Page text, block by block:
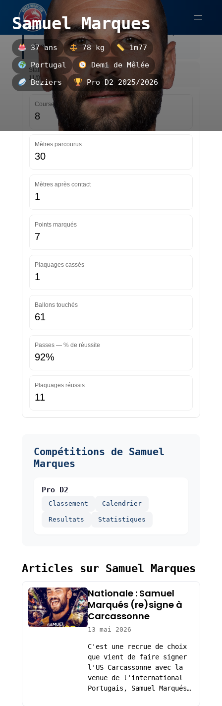
Aller
contenu
Samuel Marques
37 ans 78 kg
1m77
Portugal
Demi de Mêlée
Beziers
Pro D2 2025/2026
Samuel Marques est un demi de mêlée,
évoluant au Beziers.
Statistiques — Pro D2 2025/2026 — Mise à jour le
11/05/2026 14:30
Courses
8
Mètres parcourus
30
Mètres après contact
1
Points marqués
7
Plaquages cassés
1
Ballons touchés
61
Passes — % de réussite
92%
Plaquages réussis
11
Compétitions de Samuel
Marques
Pro D2
Classement Calendrier
Resultats Statistiques
Articles sur Samuel Marques
Nationale : Samuel
Marqués (re)signe à
Carcassonne
13 mai 2026
C'est une recrue de choix
que vient de faire signer
l'US Carcassonne avec la
venue de l'international
Portugais, Samuel Marqués…